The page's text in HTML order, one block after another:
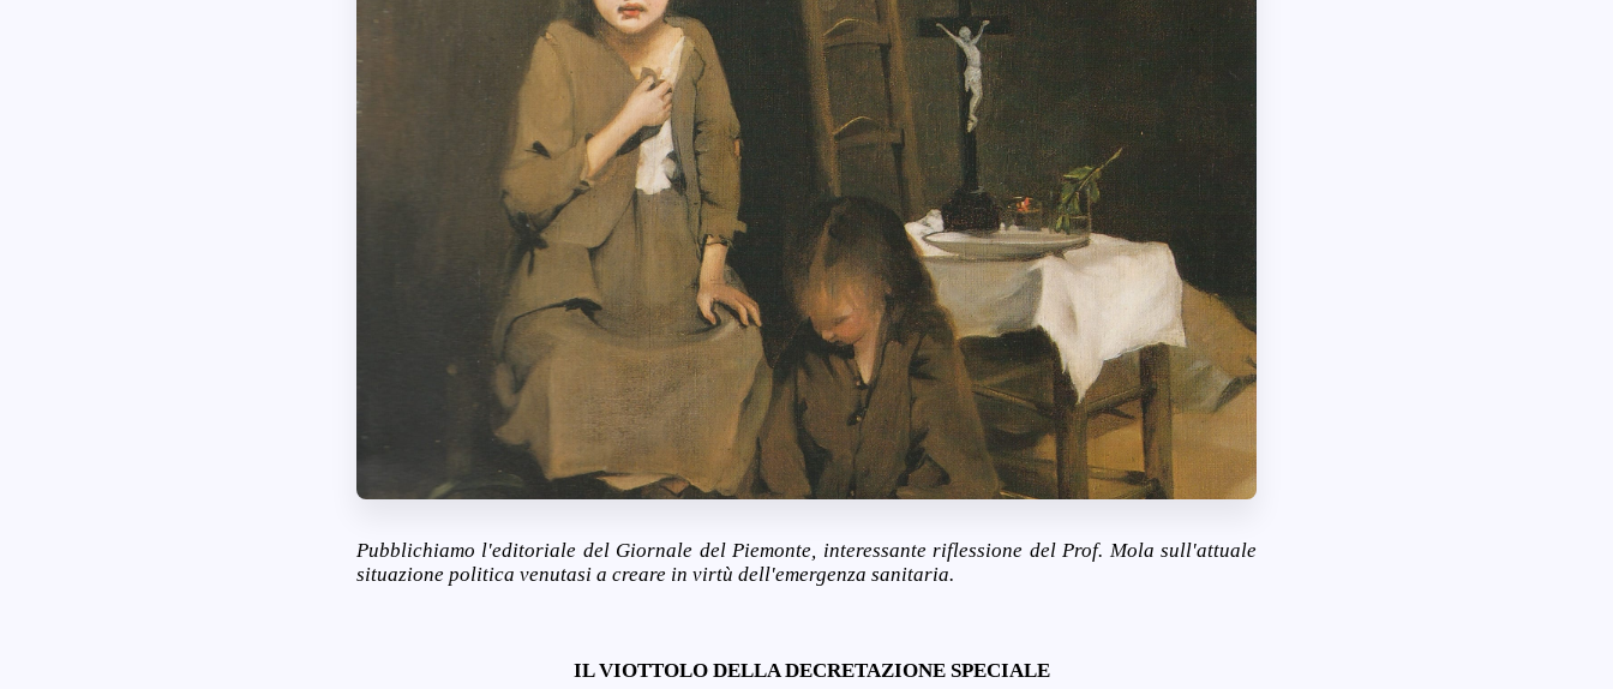
Pubblichiamo l'editoriale del Giornale del Piemonte, interessante riflessione del Prof. Mola sull'attuale
situazione politica venutasi a creare in virtù dell'emergenza sanitaria.
IL VIOTTOLO DELLA DECRETAZIONE SPECIALE